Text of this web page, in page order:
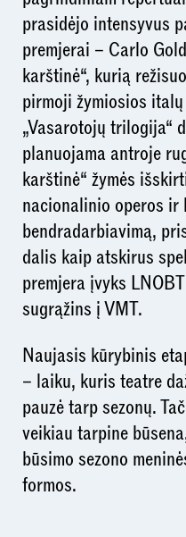
prasidėjo intensyvus
premjerai – Carlo
karštinė“, kurią
pirmoji žymiosios
„Vasarotojų trilogija“
planuojama antroje
karštinė“ žymės
nacionalinio operos ir
bendradarbiavimą,
dalis kaip atskirus
premjera įvyks
sugrąžins į VMT.
Naujasis kūrybinis
– laiku, kuris teatre
pauzė tarp sezonų.
veikiau tarpine
būsimo sezono
formos.